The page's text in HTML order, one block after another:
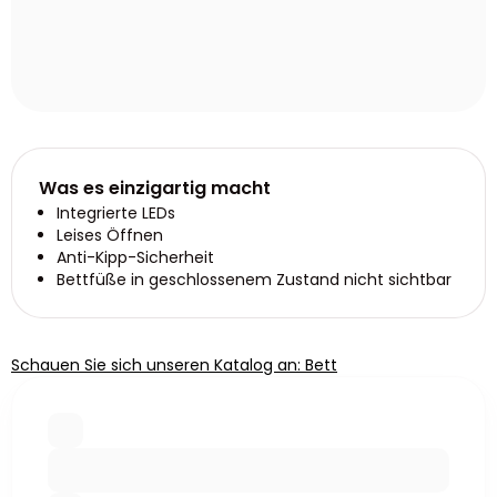
Was es einzigartig macht
Integrierte LEDs
Leises Öffnen
Anti-Kipp-Sicherheit
Bettfüße in geschlossenem Zustand nicht sichtbar
Schauen Sie sich unseren Katalog an: Bett